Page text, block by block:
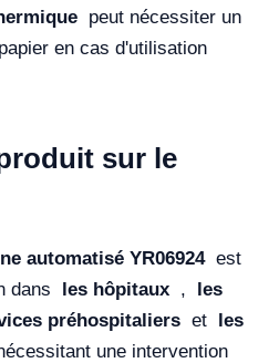
peut nécessiter un
en cas d'utilisation
sur le
automatisé YR06924est
dans les hôpitaux , les
préhospitaliers et les
une intervention